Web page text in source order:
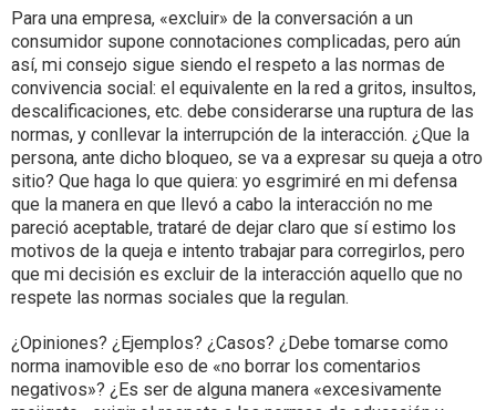
Para una empresa, «excluir» de la conversación a un
consumidor supone connotaciones complicadas, pero aún
así, mi consejo sigue siendo el respeto a las normas de
convivencia social: el equivalente en la red a gritos, insultos,
descalificaciones, etc. debe considerarse una ruptura de las
normas, y conllevar la interrupción de la interacción. ¿Que la
persona, ante dicho bloqueo, se va a expresar su queja a otro
sitio? Que haga lo que quiera: yo esgrimiré en mi defensa
que la manera en que llevó a cabo la interacción no me
pareció aceptable, trataré de dejar claro que sí estimo los
motivos de la queja e intento trabajar para corregirlos, pero
que mi decisión es excluir de la interacción aquello que no
respete las normas sociales que la regulan.
¿Opiniones? ¿Ejemplos? ¿Casos? ¿Debe tomarse como
norma inamovible eso de «no borrar los comentarios
negativos»? ¿Es ser de alguna manera «excesivamente